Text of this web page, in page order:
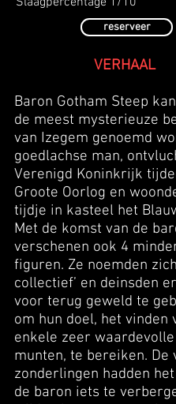
reserveer
VERHAAL
Baron Gotham Steep
de meest mysterieuze
van Izegem genoemd
goedlachse man,
Verenigd Koninkrijk
Groote Oorlog en
tijdje in kasteel het
Met de komst van de
verschenen ook 4
figuren. Ze noemden
collectief’ en deinsden
voor terug geweld te
om hun doel, het vinden
enkele zeer
munten, te bereiken. De
zonderlingen hadden
de baron iets te